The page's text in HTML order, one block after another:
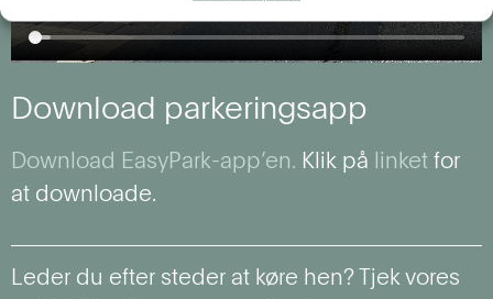
Download parkeringsapp
Download EasyPark-app’en. Klik på linket for
at downloade.
Leder du efter steder at køre hen? Tjek vores